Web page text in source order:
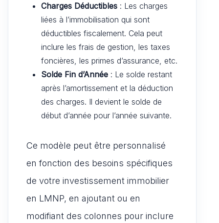
Charges Déductibles : Les charges
liées à l’immobilisation qui sont
déductibles fiscalement. Cela peut
inclure les frais de gestion, les taxes
foncières, les primes d’assurance, etc.
Solde Fin d’Année : Le solde restant
après l’amortissement et la déduction
des charges. Il devient le solde de
début d’année pour l’année suivante.
Ce modèle peut être personnalisé
en fonction des besoins spécifiques
de votre investissement immobilier
en LMNP, en ajoutant ou en
modifiant des colonnes pour inclure